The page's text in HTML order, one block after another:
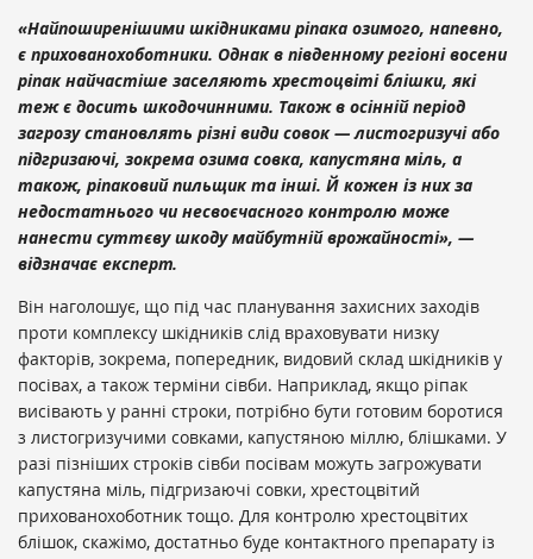
«Найпоширенішими шкідниками ріпака озимого, напевно,
є прихованохоботники. Однак в південному регіоні восени
ріпак найчастіше заселяють хрестоцвіті блішки, які
теж є досить шкодочинними. Також в осінній період
загрозу становлять різні види совок — листогризучі або
підгризаючі, зокрема озима совка, капустяна міль, а
також, ріпаковий пильщик та інші. Й кожен із них за
недостатнього чи несвоєчасного контролю може
нанести суттєву шкоду майбутній врожайності», —
відзначає експерт.
Він наголошує, що під час планування захисних заходів
проти комплексу шкідників слід враховувати низку
факторів, зокрема, попередник, видовий склад шкідників у
посівах, а також терміни сівби. Наприклад, якщо ріпак
висівають у ранні строки, потрібно бути готовим боротися
з листогризучими совками, капустяною міллю, блішками. У
разі пізніших строків сівби посівам можуть загрожувати
капустяна міль, підгризаючі совки, хрестоцвітий
прихованохоботник тощо. Для контролю хрестоцвітих
блішок, скажімо, достатньо буде контактного препарату із